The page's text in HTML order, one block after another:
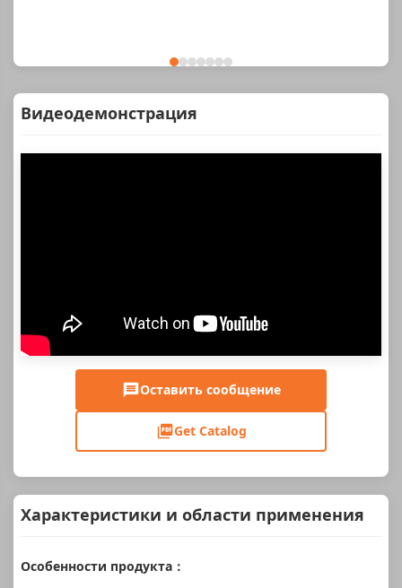
Видеодемонстрация
Оставить сообщение
Get Catalog
Характеристики и области применения
Особенности продукта：